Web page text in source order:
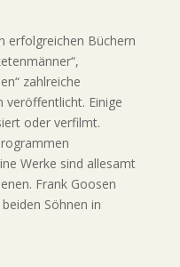
erfolgreichen Büchern
zahlreiche
veröffentlicht. Einige
oder verfilmt.
Werke sind allesamt
Frank Goosen
Söhnen in